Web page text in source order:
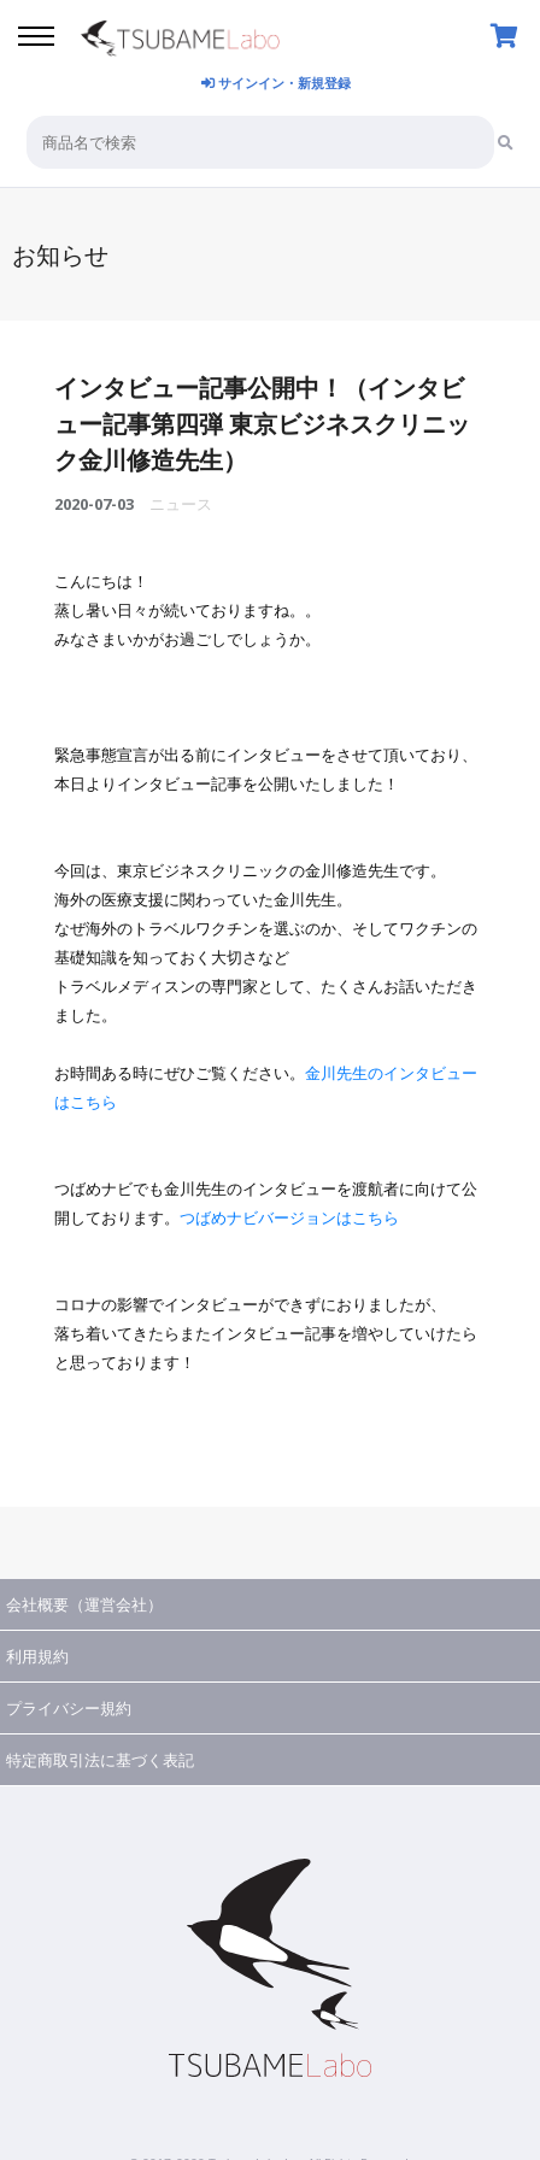
サインイン・新規登録
お知らせ
インタビュー記事公開中！（インタビ
ュー記事第四弾 東京ビジネスクリニッ
ク金川修造先生）
2020-07-03 ニュース
こんにちは！
蒸し暑い日々が続いておりますね。。
みなさまいかがお過ごしでしょうか。
緊急事態宣言が出る前にインタビューをさせて頂いており、
本日よりインタビュー記事を公開いたしました！
今回は、東京ビジネスクリニックの金川修造先生です。
海外の医療支援に関わっていた金川先生。
なぜ海外のトラベルワクチンを選ぶのか、そしてワクチンの
基礎知識を知っておく大切さなど
トラベルメディスンの専門家として、たくさんお話いただき
ました。
お時間ある時にぜひご覧ください。 金川先生のインタビュー
はこちら
つばめナビでも金川先生のインタビューを渡航者に向けて公
開しております。 つばめナビバージョンはこちら
コロナの影響でインタビューができずにおりましたが、
落ち着いてきたらまたインタビュー記事を増やしていけたら
と思っております！
会社概要（運営会社）
利用規約
プライバシー規約
特定商取引法に基づく表記